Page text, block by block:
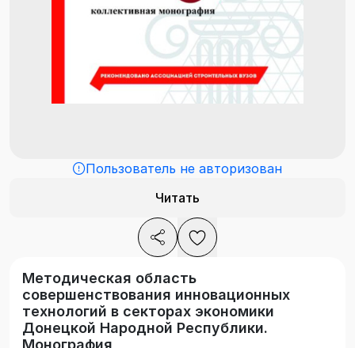
Пользователь не авторизован
Читать
Методическая область
совершенствования инновационных
технологий в секторах экономики
Донецкой Народной Республики.
Монография